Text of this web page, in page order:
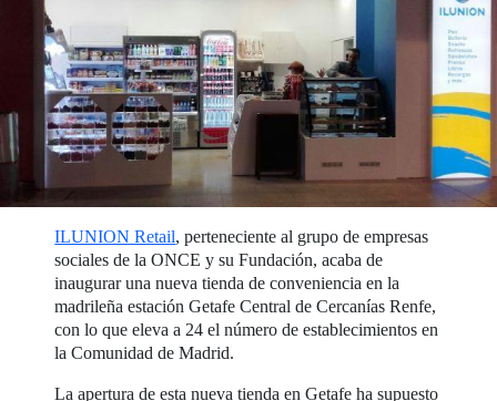
ILUNION Retail, perteneciente al grupo de empresas
sociales de la ONCE y su Fundación, acaba de
inaugurar una nueva tienda de conveniencia en la
madrileña estación Getafe Central de Cercanías Renfe,
con lo que eleva a 24 el número de establecimientos en
la Comunidad de Madrid.
La apertura de esta nueva tienda en Getafe ha supuesto